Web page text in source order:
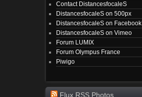
Contact DistancesfocaleS
DistancesfocaleS on 500px
DistancesfocaleS on Facebook
DistancesfocaleS on Vimeo
Forum LUMIX
Forum Olympus France
Piwigo
Flux RSS Photos